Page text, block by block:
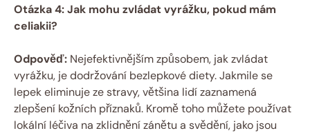
Otázka 4:​ Jak mohu zvládat vyrážku, pokud mám
celiakii?
Odpověď: Nejefektivnějším způsobem, jak ​zvládat
⁢vyrážku, je dodržování bezlepkové diety. Jakmile ⁤se⁤
lepek eliminuje‍ ze stravy, většina lidí zaznamená
zlepšení kožních příznaků.‌ Kromě​ toho můžete používat
⁣lokální⁣ léčiva na zklidnění zánětu a svědění, jako jsou